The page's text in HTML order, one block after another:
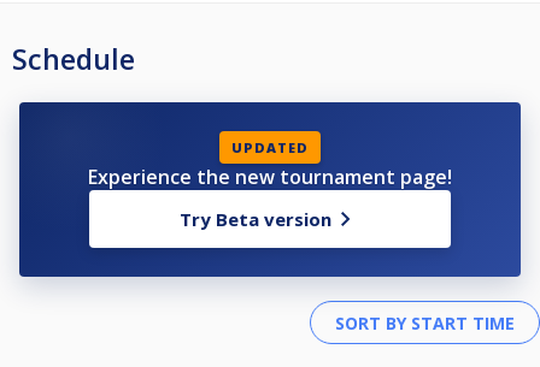
Schedule
UPDATED
Experience the new tournament page!
Try Beta version